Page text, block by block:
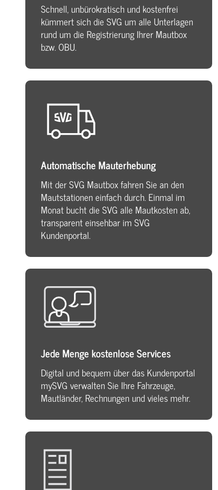
Schnell, unbürokratisch und kostenfrei
kümmert sich die SVG um alle Unterlagen
rund um die Registrierung Ihrer Mautbox
bzw. OBU.
Automatische Mauterhebung
Mit der SVG Mautbox fahren Sie an den
Mautstationen einfach durch. Einmal im
Monat bucht die SVG alle Mautkosten ab,
transparent einsehbar im SVG
Kundenportal.
Jede Menge kostenlose Services
Digital und bequem über das Kundenportal
mySVG verwalten Sie Ihre Fahrzeuge,
Mautländer, Rechnungen und vieles mehr.